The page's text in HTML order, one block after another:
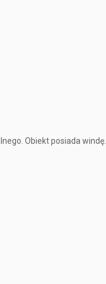
Obiekt posiada windę.